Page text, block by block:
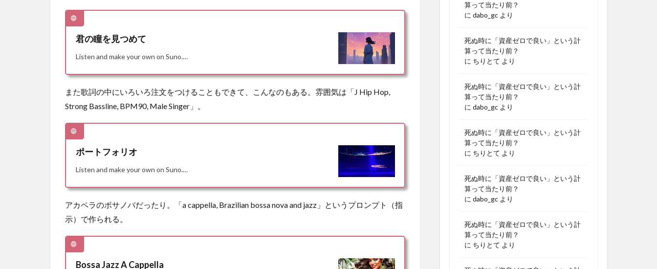
君の瞳を見つめて
Listen and make your own on Suno.…
また歌詞の中にいろいろ注文をつけることもできて、こんなのもある。雰囲気は「J Hip Hop,
Strong Bassline, BPM90, Male Singer」。
ポートフォリオ
Listen and make your own on Suno.…
アカペラのボサノバだったり。「a cappella, Brazilian bossa nova and jazz」というプロンプト（指
示）で作られる。
Bossa Jazz A Cappella
算って当たり前？
に dabo_gc より
死ぬ時に「資産ゼロで良い」という計
算って当たり前？
に ちりとて より
死ぬ時に「資産ゼロで良い」という計
算って当たり前？
に dabo_gc より
死ぬ時に「資産ゼロで良い」という計
算って当たり前？
に ちりとて より
死ぬ時に「資産ゼロで良い」という計
算って当たり前？
に dabo_gc より
死ぬ時に「資産ゼロで良い」という計
算って当たり前？
に ちりとて より